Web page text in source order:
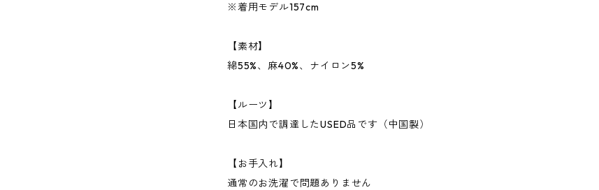
※着用モデル157cm
【素材】
綿55%、麻40%、ナイロン5%
【ルーツ】
日本国内で調達したUSED品です（中国製）
【お手入れ】
通常のお洗濯で問題ありません